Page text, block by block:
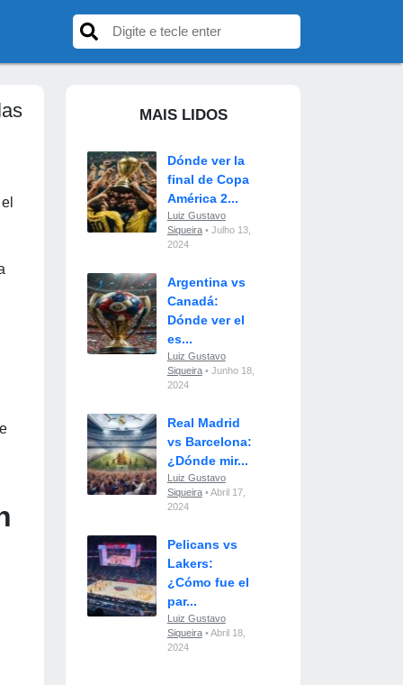
MAIS LIDOS
Dónde ver la
final de Copa
América 2...
Luiz Gustavo
Siqueira• Julho 13,
2024
Argentina vs
Canadá:
Dónde ver el
es...
Luiz Gustavo
Siqueira• Junho 18,
2024
Real Madrid
vs Barcelona:
¿Dónde mir...
Luiz Gustavo
Siqueira• Abril 17,
2024
Pelicans vs
Lakers:
¿Cómo fue el
par...
Luiz Gustavo
Siqueira• Abril 18,
2024